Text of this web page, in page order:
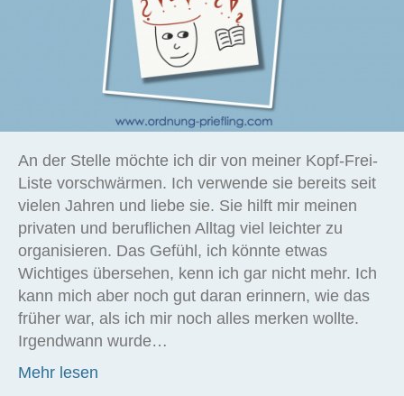
An der Stelle möchte ich dir von meiner Kopf-Frei-
Liste vorschwärmen. Ich verwende sie bereits seit
vielen Jahren und liebe sie. Sie hilft mir meinen
privaten und beruflichen Alltag viel leichter zu
organisieren. Das Gefühl, ich könnte etwas
Wichtiges übersehen, kenn ich gar nicht mehr. Ich
kann mich aber noch gut daran erinnern, wie das
früher war, als ich mir noch alles merken wollte.
Irgendwann wurde…
Mehr lesen